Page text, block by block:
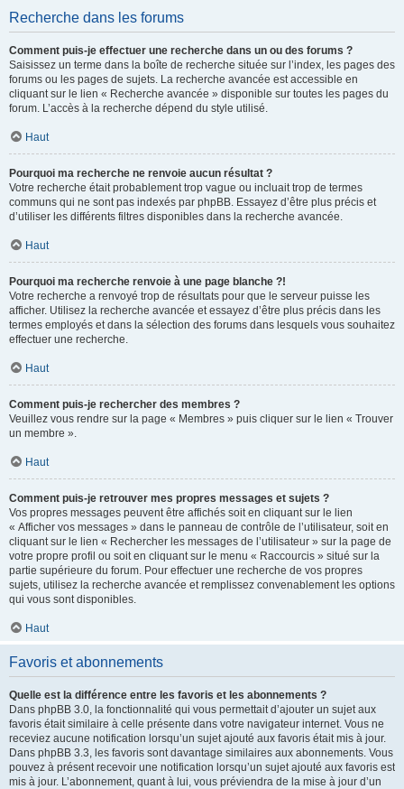
Recherche dans les forums
Comment puis-je effectuer une recherche dans un ou des forums ?
Saisissez un terme dans la boîte de recherche située sur l’index, les pages des
forums ou les pages de sujets. La recherche avancée est accessible en
cliquant sur le lien « Recherche avancée » disponible sur toutes les pages du
forum. L’accès à la recherche dépend du style utilisé.
Haut
Pourquoi ma recherche ne renvoie aucun résultat ?
Votre recherche était probablement trop vague ou incluait trop de termes
communs qui ne sont pas indexés par phpBB. Essayez d’être plus précis et
d’utiliser les différents filtres disponibles dans la recherche avancée.
Haut
Pourquoi ma recherche renvoie à une page blanche ?!
Votre recherche a renvoyé trop de résultats pour que le serveur puisse les
afficher. Utilisez la recherche avancée et essayez d’être plus précis dans les
termes employés et dans la sélection des forums dans lesquels vous souhaitez
effectuer une recherche.
Haut
Comment puis-je rechercher des membres ?
Veuillez vous rendre sur la page « Membres » puis cliquer sur le lien « Trouver
un membre ».
Haut
Comment puis-je retrouver mes propres messages et sujets ?
Vos propres messages peuvent être affichés soit en cliquant sur le lien
« Afficher vos messages » dans le panneau de contrôle de l’utilisateur, soit en
cliquant sur le lien « Rechercher les messages de l’utilisateur » sur la page de
votre propre profil ou soit en cliquant sur le menu « Raccourcis » situé sur la
partie supérieure du forum. Pour effectuer une recherche de vos propres
sujets, utilisez la recherche avancée et remplissez convenablement les options
qui vous sont disponibles.
Haut
Favoris et abonnements
Quelle est la différence entre les favoris et les abonnements ?
Dans phpBB 3.0, la fonctionnalité qui vous permettait d’ajouter un sujet aux
favoris était similaire à celle présente dans votre navigateur internet. Vous ne
receviez aucune notification lorsqu’un sujet ajouté aux favoris était mis à jour.
Dans phpBB 3.3, les favoris sont davantage similaires aux abonnements. Vous
pouvez à présent recevoir une notification lorsqu’un sujet ajouté aux favoris est
mis à jour. L’abonnement, quant à lui, vous préviendra de la mise à jour d’un